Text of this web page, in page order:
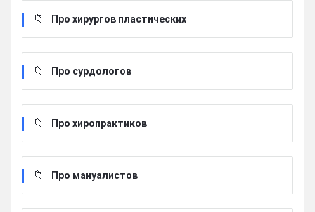
Про хирургов пластических
Про сурдологов
Про хиропрактиков
Про мануалистов